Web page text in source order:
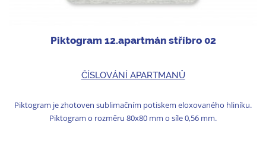
Piktogram 12.apartmán stříbro 02
ČÍSLOVÁNÍ APARTMANŮ
Piktogram je zhotoven sublimačním potiskem eloxovaného hliníku.
Piktogram o rozměru 80x80 mm o síle 0,56 mm.